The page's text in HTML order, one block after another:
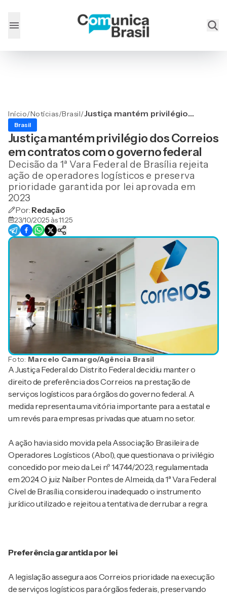
Início/Notícias/Brasil/Justiça mantém privilégio
com o governo federal
Brasil
Justiça mantém privilégio dos Correios
em contratos com o governo federal
Decisão da 1ª Vara Federal de Brasília rejeita
ação de operadores logísticos e preserva
prioridade garantida por lei aprovada em
2023
Por: Redação
23/10/2025 às 11:25
Foto: Marcelo Camargo/Agência Brasil
A Justiça Federal do Distrito Federal decidiu manter o
direito de preferência dos Correios na prestação de
serviços logísticos para órgãos do governo federal. A
medida representa uma vitória importante para a estatal e
um revés para empresas privadas que atuam no setor.
A ação havia sido movida pela Associação Brasileira de
Operadores Logísticos (Abol), que questionava o privilégio
concedido por meio da Lei nº 14.744/2023, regulamentada
em 2024. O juiz Naíber Pontes de Almeida, da 1ª Vara Federal
Cível de Brasília, considerou inadequado o instrumento
jurídico utilizado e rejeitou a tentativa de derrubar a regra.
Preferência garantida por lei
A legislação assegura aos Correios prioridade na execução
de serviços logísticos para órgãos federais, preservando